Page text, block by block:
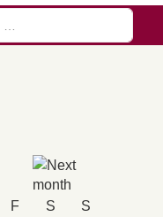
F S S